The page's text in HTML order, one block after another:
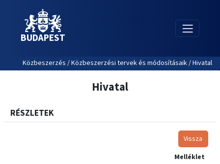
BUDAPEST
Közbeszerzés / Közbeszerzési tervek és módosításaik / Hivatal
Hivatal
RÉSZLETEK
Vissza
Melléklet